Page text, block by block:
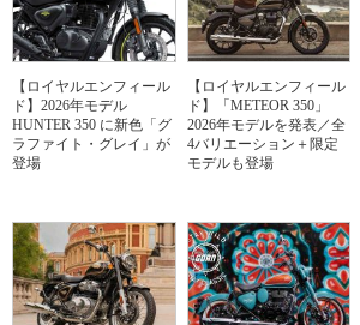
【ロイヤルエンフィール
ド】2026年モデル
HUNTER 350 に新色「グ
ラファイト・グレイ」が
登場
【ロイヤルエンフィール
ド】「METEOR 350」
2026年モデルを発表／全
4バリエーション＋限定
モデルも登場